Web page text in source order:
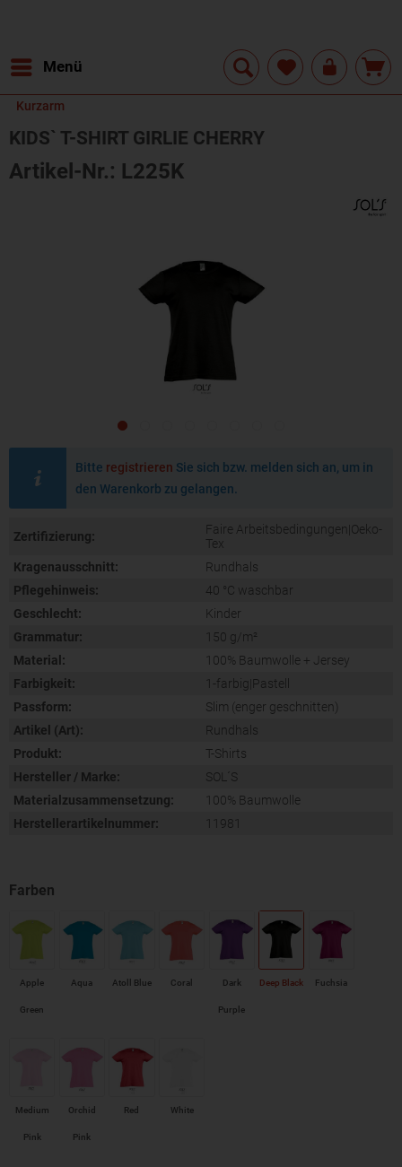
Menü
Kurzarm
KIDS` T-SHIRT GIRLIE CHERRY
Artikel-Nr.: L225K
Bitte registrieren Sie sich bzw. melden sich an, um in
den Warenkorb zu gelangen.
Zertifizierung:
Faire Arbeitsbedingungen|Oeko-
Tex
Kragenausschnitt:
Rundhals
Pflegehinweis:
40 °C waschbar
Geschlecht:
Kinder
Grammatur:
150 g/m²
Material:
100% Baumwolle + Jersey
Farbigkeit:
1-farbig|Pastell
Passform:
Slim (enger geschnitten)
Artikel (Art):
Rundhals
Produkt:
T-Shirts
Hersteller / Marke:
SOL´S
Materialzusammensetzung:
100% Baumwolle
Herstellerartikelnummer:
11981
Apple
Green
Aqua Atoll Blue Coral Dark
Purple
Deep Black Fuchsia
Medium
Pink
Orchid
Pink
Red White